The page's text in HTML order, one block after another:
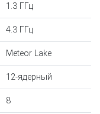
1.3 ГГц
4.3 ГГц
Meteor Lake
12-ядерный
8